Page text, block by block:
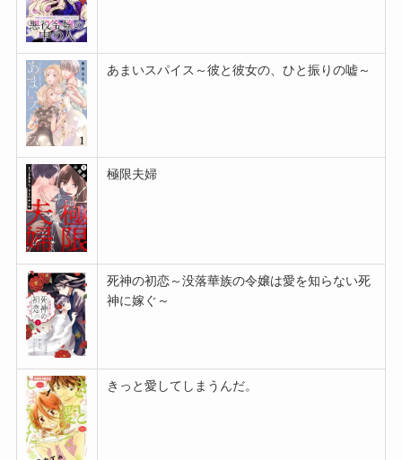
あまいスパイス～彼と彼女の、ひと振りの嘘～
極限夫婦
死神の初恋～没落華族の令嬢は愛を知らない死
神に嫁ぐ～
きっと愛してしまうんだ。